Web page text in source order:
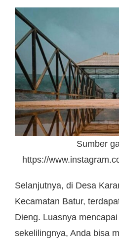
Sumber
https://
Selanjutnya, di Desa
Kecamatan Batur,
Dieng. Luasnya
sekelilingnya, Anda bisa